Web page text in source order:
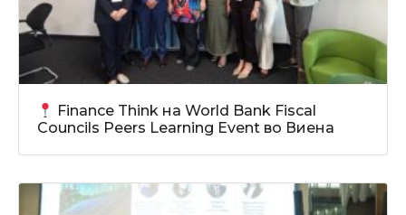
Finance Think на World Bank Fiscal
Councils Peers Learning Event во Виена